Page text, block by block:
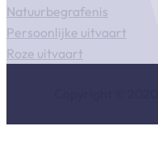
Natuurbegrafenis
Persoonlijke uitvaart
Roze uitvaart